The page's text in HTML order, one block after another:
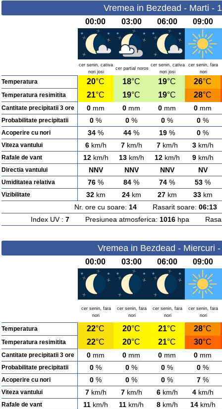
Vremea in Bezdead - Marti -
00:00 03:00 06:00 09:00
cer senin, cativa
nori josi
cer partial noros
cer senin, cativa
nori josi
cer senin, fara
nori
Temperatura 20°C 18°C 19°C 26°C
Temperatura resimitita 21°C 19°C 19°C 28°C
Cantitate precipitatii 3 ore 0 mm 0 mm 0 mm 0 mm
Probabilitate precipitatii 0 % 0 % 0 % 0 %
Acoperire cu nori 34 % 44 % 19 % 0 %
Viteza vantului 6km/h 7km/h 7km/h 3km/h
Rafale de vant 12km/h 13km/h 12km/h 9km/h
Directia vantului NNV NNV NNV NV
Umiditatea relativa 76 % 84 % 74 % 53 %
Vizibilitate 32km 24km 27km 33km
Nr. ore cu soare: 14Rasarit soare: 06:13
Index UV : 7Presiunea atmosferica: 1016hpa
Vremea in Bezdead - Miercuri
00:00 03:00 06:00 09:00
cer senin, fara
nori
cer senin, fara
nori
cer senin, fara
nori
cer senin, fara
nori
Temperatura 22°C 20°C 21°C 28°C
Temperatura resimitita 22°C 20°C 21°C 30°C
Cantitate precipitatii 3 ore 0 mm 0 mm 0 mm 0 mm
Probabilitate precipitatii 0 % 0 % 0 % 0 %
Acoperire cu nori 0 % 0 % 0 % 7 %
Viteza vantului 7km/h 7km/h 6km/h 4km/h
Rafale de vant 11 km/h 11 km/h 8km/h 14km/h